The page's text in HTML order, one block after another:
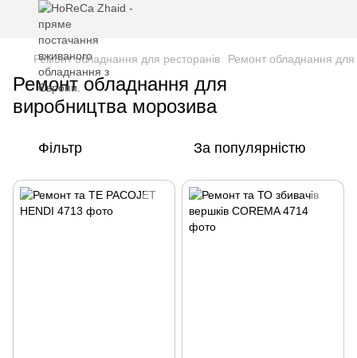
Ремонт обладнання для ресторанів Ремонт обладнання
Ремонт обладнання для
виробництва морозива
Фільтр За популярністю